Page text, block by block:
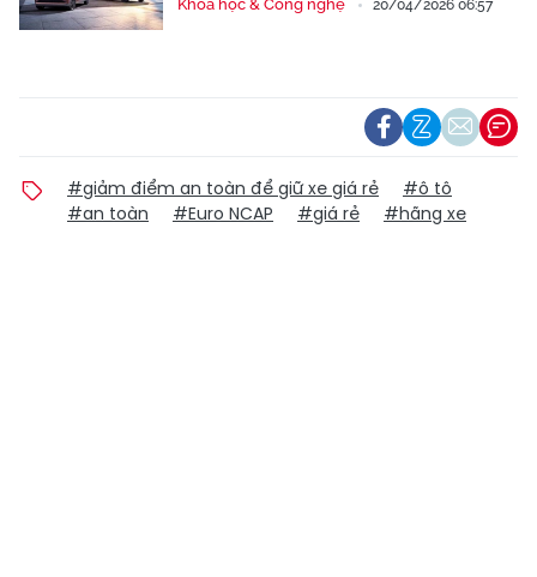
Khoa học & Công nghệ 20/04/2026 06:57
#giảm điểm an toàn để giữ xe giá rẻ
#ô tô
#an toàn
#Euro NCAP #giá rẻ #hãng xe